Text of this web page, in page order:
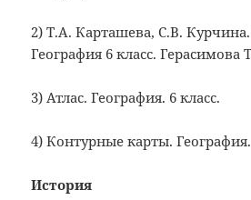
2) Т.А. Карташева, С.В.
География 6 класс.
3) Атлас. География. 6 класс.
4) Контурные карты. География.
История